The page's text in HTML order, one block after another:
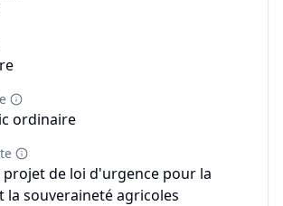
ordinaire
projet de loi d'urgence pour la
la souveraineté agricoles